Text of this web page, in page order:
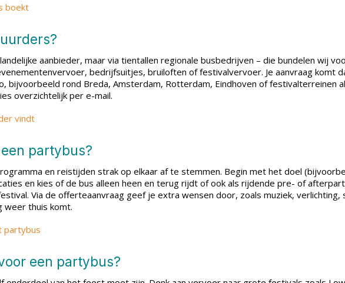
boekt
aanbieder, maar via tientallen regionale busbedrijven – die bundelen wij
bedrijfsuitjes, bruiloften of festivalvervoer. Je aanvraag komt
bijvoorbeeld rond Breda, Amsterdam, Rotterdam, Eindhoven of festivalterreinen
overzichtelijk per e-mail.
vindt
partybus?
en reistijden strak op elkaar af te stemmen. Begin met het doel
en kies of de bus alleen heen en terug rijdt of ook als rijdende pre- of
Via de offerteaanvraag geef je extra wensen door, zoals muziek,
weer thuis komt.
partybus
een partybus?